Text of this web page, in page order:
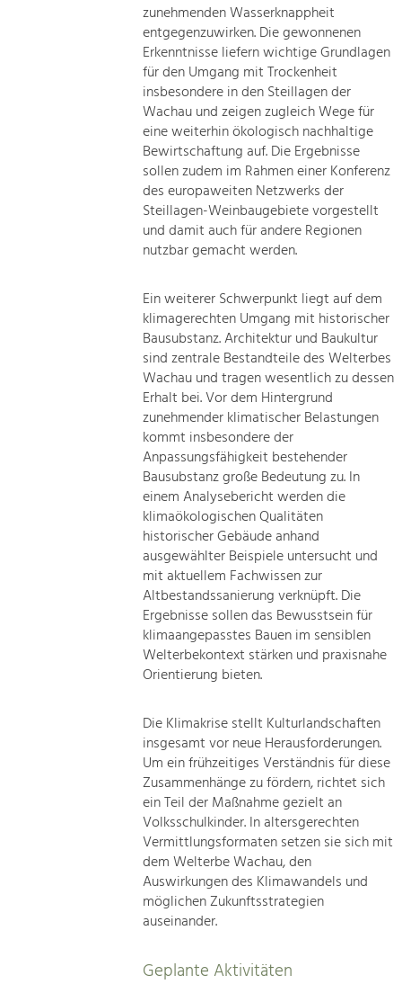
zunehmenden Wasserknappheit
entgegenzuwirken. Die gewonnenen
Erkenntnisse liefern wichtige Grundlagen
für den Umgang mit Trockenheit
insbesondere in den Steillagen der
Wachau und zeigen zugleich Wege für
eine weiterhin ökologisch nachhaltige
Bewirtschaftung auf. Die Ergebnisse
sollen zudem im Rahmen einer Konferenz
des europaweiten Netzwerks der
Steillagen-Weinbaugebiete vorgestellt
und damit auch für andere Regionen
nutzbar gemacht werden.
Ein weiterer Schwerpunkt liegt auf dem
klimagerechten Umgang mit historischer
Bausubstanz. Architektur und Baukultur
sind zentrale Bestandteile des Welterbes
Wachau und tragen wesentlich zu dessen
Erhalt bei. Vor dem Hintergrund
zunehmender klimatischer Belastungen
kommt insbesondere der
Anpassungsfähigkeit bestehender
Bausubstanz große Bedeutung zu. In
einem Analysebericht werden die
klimaökologischen Qualitäten
historischer Gebäude anhand
ausgewählter Beispiele untersucht und
mit aktuellem Fachwissen zur
Altbestandssanierung verknüpft. Die
Ergebnisse sollen das Bewusstsein für
klimaangepasstes Bauen im sensiblen
Welterbekontext stärken und praxisnahe
Orientierung bieten.
Die Klimakrise stellt Kulturlandschaften
insgesamt vor neue Herausforderungen.
Um ein frühzeitiges Verständnis für diese
Zusammenhänge zu fördern, richtet sich
ein Teil der Maßnahme gezielt an
Volksschulkinder. In altersgerechten
Vermittlungsformaten setzen sie sich mit
dem Welterbe Wachau, den
Auswirkungen des Klimawandels und
möglichen Zukunftsstrategien
auseinander.
Geplante Aktivitäten